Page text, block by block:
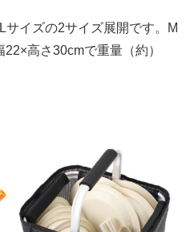
イズの2サイズ展開です。M
高さ30cmで重量（約）